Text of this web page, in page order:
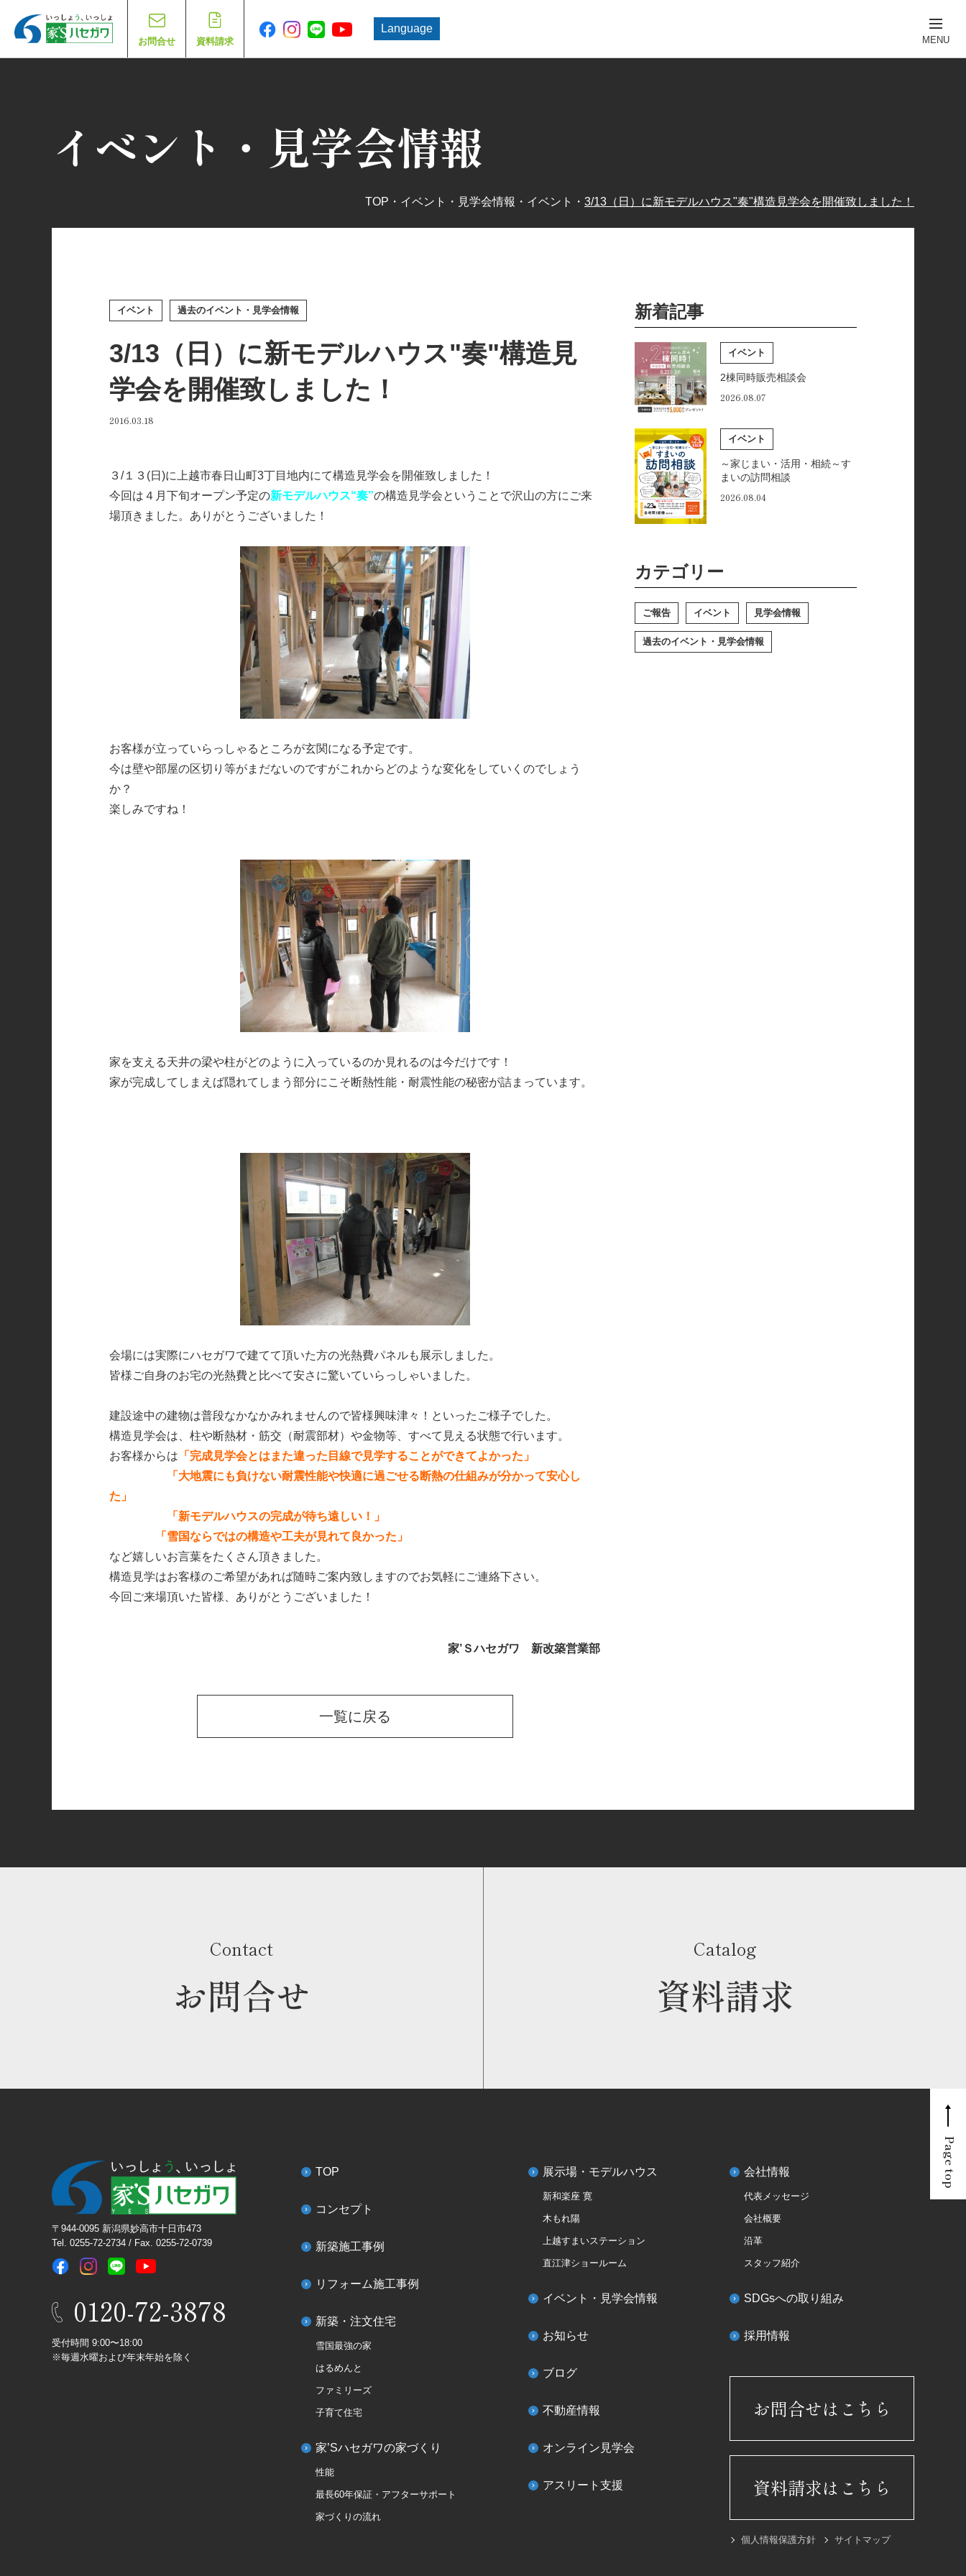
お問合せ 資料請求
Language
イベント・見学会情報
TOP ・ イベント・見学会情報 ・ イベント ・ 3/13（日）に新モデルハウス"奏"構造見学会を開催致しました！
イベント 過去のイベント・見学会情報
3/13（日）に新モデルハウス"奏"構造見
学会を開催致しました！
2016.03.18
３/１３(日)に上越市春日山町3丁目地内にて構造見学会を開催致しました！
今回は４月下旬オープン予定の新モデルハウス“奏”の構造見学会ということで沢山の方にご来
場頂きました。ありがとうございました！
お客様が立っていらっしゃるところが玄関になる予定です。
今は壁や部屋の区切り等がまだないのですがこれからどのような変化をしていくのでしょう
か？
楽しみですね！
家を支える天井の梁や柱がどのように入っているのか見れるのは今だけです！
家が完成してしまえば隠れてしまう部分にこそ断熱性能・耐震性能の秘密が詰まっています。
会場には実際にハセガワで建てて頂いた方の光熱費パネルも展示しました。
皆様ご自身のお宅の光熱費と比べて安さに驚いていらっしゃいました。
建設途中の建物は普段なかなかみれませんので皆様興味津々！といったご様子でした。
構造見学会は、柱や断熱材・筋交（耐震部材）や金物等、すべて見える状態で行います。
お客様からは 「完成見学会とはまた違った目線で見学することができてよかった」
「大地震にも負けない耐震性能や快適に過ごせる断熱の仕組みが分かって安心し
た」
「新モデルハウスの完成が待ち遠しい！」
「雪国ならではの構造や工夫が見れて良かった」
など嬉しいお言葉をたくさん頂きました。
構造見学はお客様のご希望があれば随時ご案内致しますのでお気軽にご連絡下さい。
今回ご来場頂いた皆様、ありがとうございました！
家’Ｓハセガワ 新改築営業部
一覧に戻る
新着記事
イベント
2棟同時販売相談会
2026.08.07
イベント
～家じまい・活用・相続～す
まいの訪問相談
2026.08.04
カテゴリー
ご報告 イベント 見学会情報
過去のイベント・見学会情報
Contact
お問合せ
Catalog
資料請求
Page top
〒944-0095 新潟県妙高市十日市473
Tel. 0255-72-2734 / Fax. 0255-72-0739
0120-72-3878
受付時間 9:00〜18:00
※毎週水曜および年末年始を除く
TOP
コンセプト
新築施工事例
リフォーム施工事例
新築・注文住宅
雪国最強の家
はるめんと
ファミリーズ
子育て住宅
家’Sハセガワの家づくり
性能
最長60年保証・アフターサポート
家づくりの流れ
展示場・モデルハウス
新和楽座 寛
木もれ陽
上越すまいステーション
直江津ショールーム
イベント・見学会情報
お知らせ
ブログ
不動産情報
オンライン見学会
アスリート支援
会社情報
代表メッセージ
会社概要
沿革
スタッフ紹介
SDGsへの取り組み
採用情報
お問合せはこちら
資料請求はこちら
個人情報保護方針 サイトマップ